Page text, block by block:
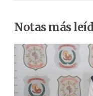
Notas más